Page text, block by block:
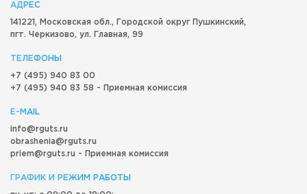
АДРЕС
141221, Московская обл., Городской округ Пушкинский,
пгт. Черкизово, ул. Главная, 99
ТЕЛЕФОНЫ
+7 (495) 940 83 00
+7 (495) 940 83 58 - Приемная комиссия
E-MAIL
info@rguts.ru
obrashenia@rguts.ru
priem@rguts.ru - Приемная комиссия
ГРАФИК И РЕЖИМ РАБОТЫ